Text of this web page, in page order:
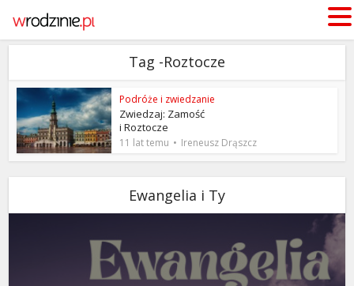
Tag -Roztocze
Podróże i zwiedzanie
Zwiedzaj: Zamość
i Roztocze
11 lat temu Ireneusz Drąszcz
Ewangelia i Ty